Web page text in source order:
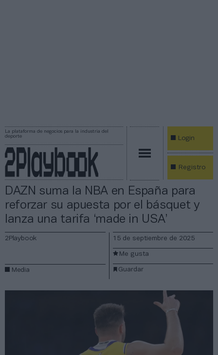
La plataforma de negocios para la industria del
deporte
Login
Registro
DAZN suma la NBA en España para
reforzar su apuesta por el básquet y
lanza una tarifa ‘made in USA’
2Playbook
Media
15 de septiembre de 2025
Guardar
Me gusta